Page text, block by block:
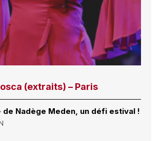
(extraits) – Paris
de Nadège Meden, un défi estival !